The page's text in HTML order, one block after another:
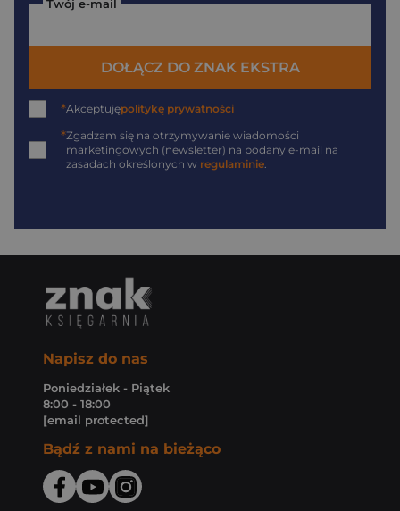
Twój e-mail
DOŁĄCZ DO ZNAK EKSTRA
*Akceptujępolitykę prywatności
*Zgadzam się na otrzymywanie wiadomości
marketingowych (newsletter) na podany e-mail na
zasadach określonych w regulaminie.
Napisz do nas
Poniedziałek - Piątek
8:00 - 18:00
[email protected]
Bądź z nami na bieżąco